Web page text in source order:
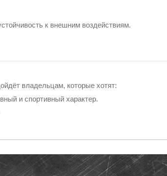
к внешним воздействиям.
владельцам, которые хотят:
и спортивный характер.